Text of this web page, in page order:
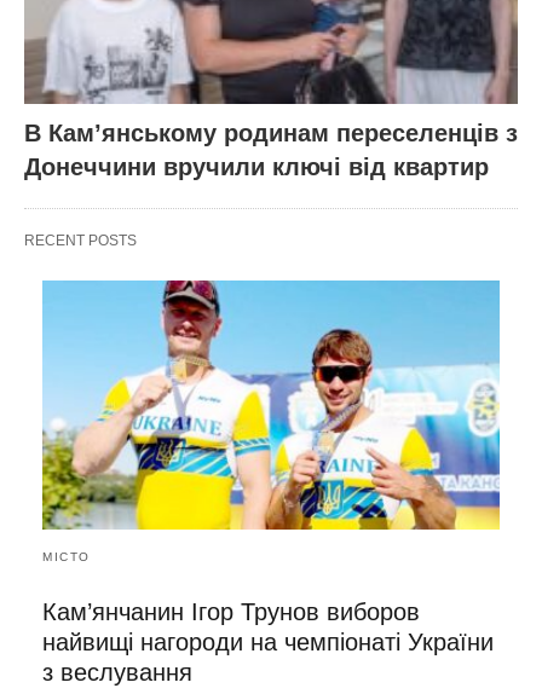
В Кам’янському родинам переселенців з
Донеччини вручили ключі від квартир
RECENT POSTS
МІСТО
Кам’янчанин Ігор Трунов виборов
найвищі нагороди на чемпіонаті України
з веслування